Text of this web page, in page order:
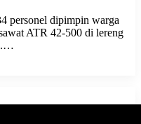
personel dipimpin warga
ATR 42-500 di lereng